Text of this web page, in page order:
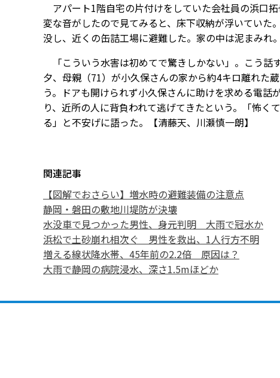
アパート1階自宅の片付けをしていた会社員の浜口
変な音がしたので見てみると、床下収納が浮いてい
没し、近くの缶詰工場に避難した。家の中は泥まみれ
「こういう水害は初めてで驚きしかない」。こう話
夕、母親（71）が小久保さんの家から約4キロ離れた
う。ドアも開けられず小久保さんに助けを求める電
り、近所の人に背負われて逃げてきたという。「怖
る」と不安げに語った。【清藤天、川瀬慎一朗】
関連記事
【図解でおさらい】増水時の避難装備の注意点
静岡・磐田の敷地川堤防が決壊
水没車で見つかった男性、身元判明 大雨で冠水か
浜松で土砂崩れ相次ぐ 男性を救出、1人行方不明
増える線状降水帯、45年前の2.2倍 原因は？
大雨で静岡の病院浸水、深さ1.5mほどか